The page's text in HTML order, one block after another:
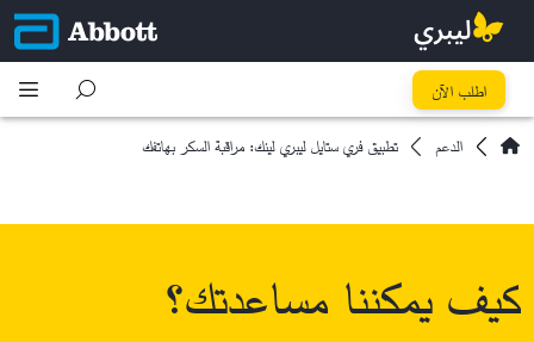
اطلب الآن
الدعم
تطبيق فري ستايل ليبري لينك: مراقبة السكر بهاتفك
كيف يمكننا مساعدتك؟